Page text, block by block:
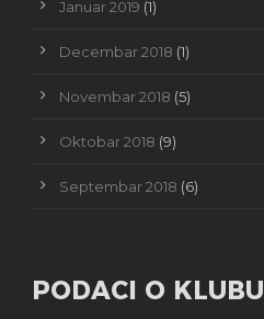
Januar 2019 (1)
Decembar 2018 (1)
Novembar 2018 (5)
Oktobar 2018 (9)
Septembar 2018 (6)
PODACI O KLUBU